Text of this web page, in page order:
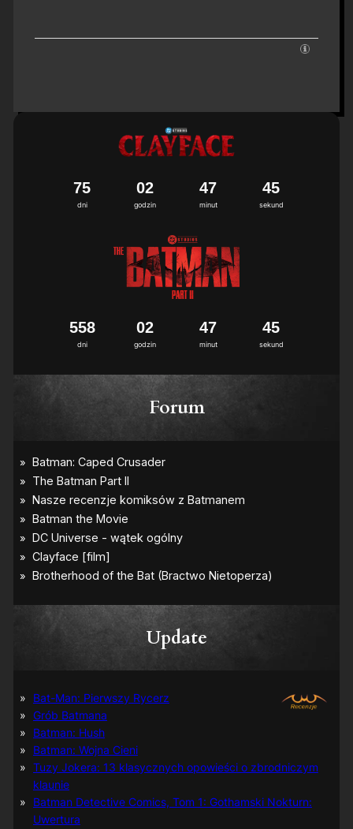
dni
75
godzin
02
minut
47
sekund
44
5
dni
558
godzin
02
minut
47
sekund
44
5
Forum
Update
Bat-Man: Pierwszy Rycerz
Grób Batmana
Batman: Hush
Batman: Wojna Cieni
Tuzy Jokera: 13 klasycznych opowieści o zbrodniczym
klaunie
Batman Detective Comics, Tom 1: Gothamski Nokturn:
Uwertura